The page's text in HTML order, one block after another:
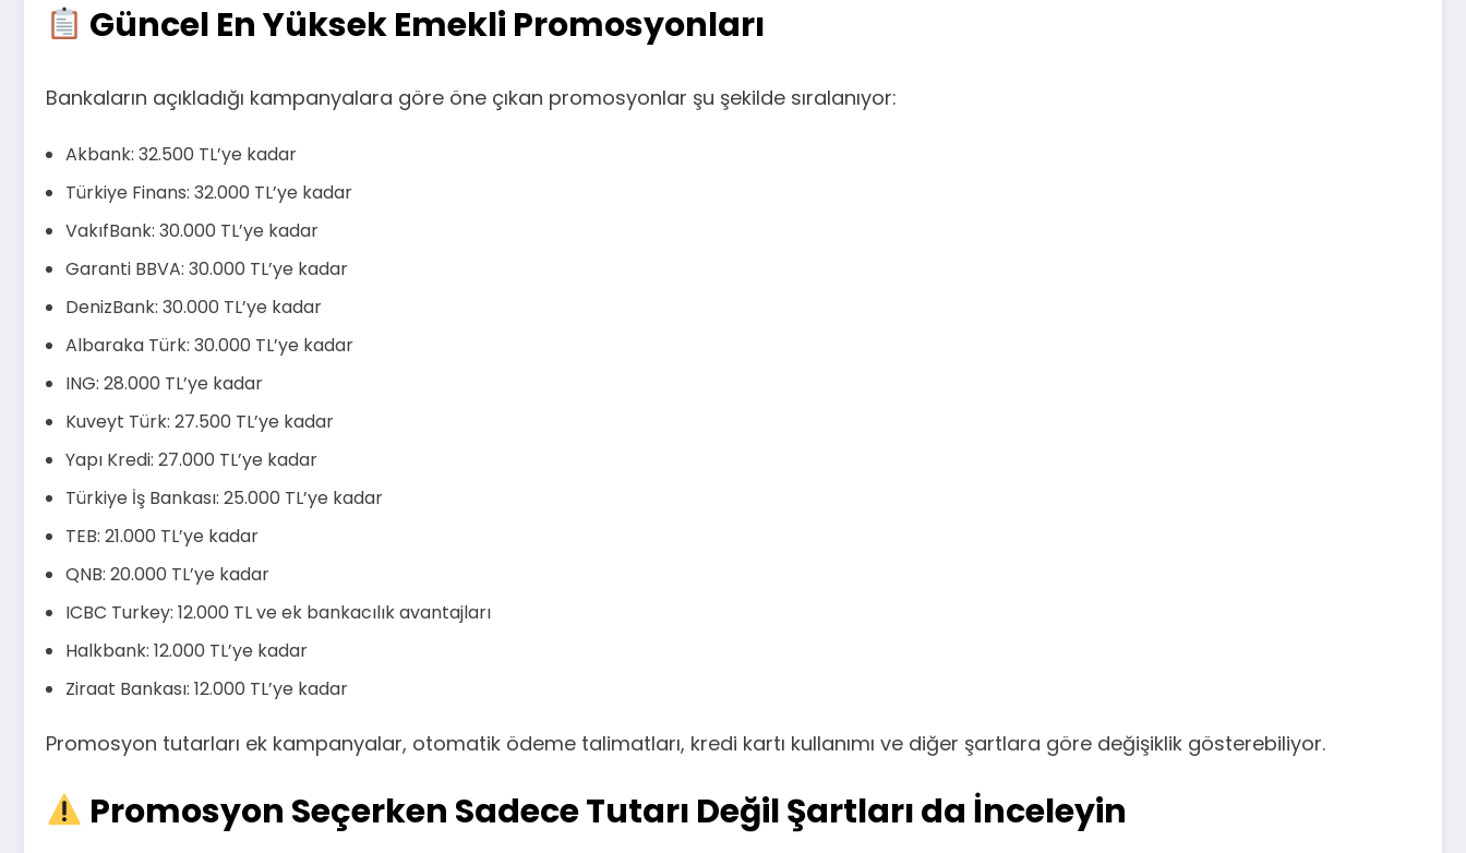
Güncel En Yüksek Emekli Promosyonları
Bankaların açıkladığı kampanyalara göre öne çıkan promosyonlar şu şekilde sıralanıyor:
Akbank: 32.500 TL’ye kadar
Türkiye Finans: 32.000 TL’ye kadar
VakıfBank: 30.000 TL’ye kadar
Garanti BBVA: 30.000 TL’ye kadar
DenizBank: 30.000 TL’ye kadar
Albaraka Türk: 30.000 TL’ye kadar
ING: 28.000 TL’ye kadar
Kuveyt Türk: 27.500 TL’ye kadar
Yapı Kredi: 27.000 TL’ye kadar
Türkiye İş Bankası: 25.000 TL’ye kadar
TEB: 21.000 TL’ye kadar
QNB: 20.000 TL’ye kadar
ICBC Turkey: 12.000 TL ve ek bankacılık avantajları
Halkbank: 12.000 TL’ye kadar
Ziraat Bankası: 12.000 TL’ye kadar
Promosyon tutarları ek kampanyalar, otomatik ödeme talimatları, kredi kartı kullanımı ve diğer şartlara göre değişiklik gösterebiliyor.
Promosyon Seçerken Sadece Tutarı Değil Şartları da İnceleyin